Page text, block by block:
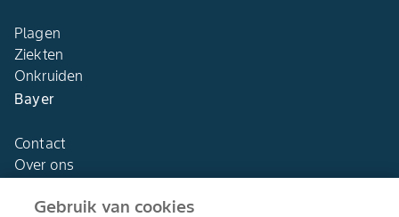
Plagen
Ziekten
Onkruiden
Bayer
Contact
Over ons
Gebruik van cookies